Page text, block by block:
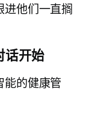
进他们一直搁
话开始
能的健康管